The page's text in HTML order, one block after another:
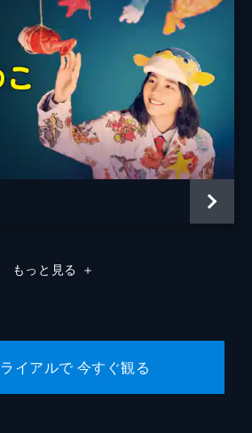
もっと見る ＋
イアルで 今すぐ観る